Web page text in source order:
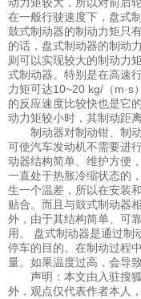
动力矩较大，所以对前后
在一般行驶速度下，盘式
鼓式制动器的制动力矩只
的话，盘式制动器的制动
则可以实现较大的制动力
式制动器。特别是在高速
力矩可达10~20 kg/（m·s
的反应速度比较快也是它
动力矩较小时，其制动距
制动器对制动钳、制动
可使汽车发动机不需要进
动器结构简单、维护方便
一直处于热胀冷缩状态的
生一个温差，所以在安装
贴合。而且与鼓式制动器
外，由于其结构简单、可
用。 盘式制动器是通过制
停车的目的。在制动过程
量。如果温度过高，会导
声明：本文由入驻搜狐
外，观点仅代表作者本人